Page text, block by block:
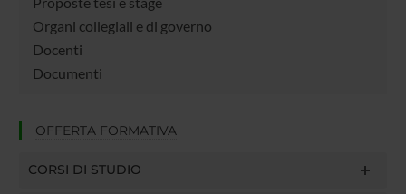
Organi collegiali e di governo
Docenti
Documenti
OFFERTA FORMATIVA
CORSI DI STUDIO